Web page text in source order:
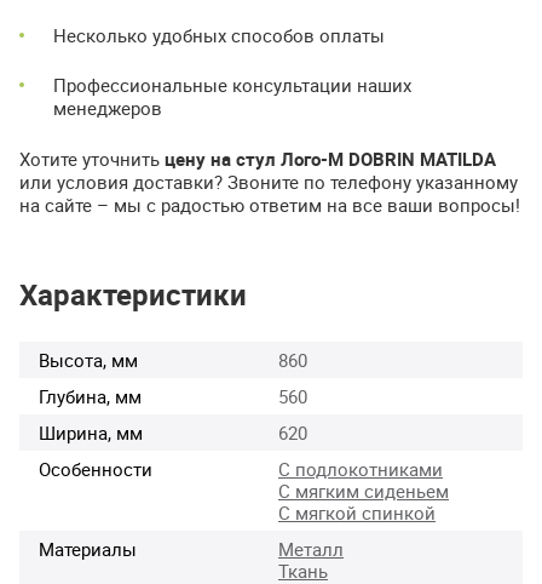
Несколько удобных способов оплаты
Профессиональные консультации наших
менеджеров
Хотите уточнить цену на стул Лого-М DOBRIN MATILDA
или условия доставки? Звоните по телефону указанному
на сайте – мы с радостью ответим на все ваши вопросы!
Характеристики
Высота, мм
860
Глубина, мм
560
Ширина, мм
620
Особенности
С подлокотниками
С мягким сиденьем
С мягкой спинкой
Материалы
Металл
Ткань